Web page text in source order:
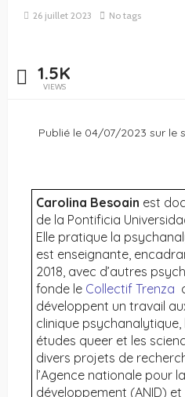
26 juillet 2023 No tags
1.5K
VIEWS
Publié le 04/07/2023 sur le
Carolina Besoain est
de la Pontificia
Elle pratique la
est enseignante,
2018, avec d’autres
fonde le Collectif Trenza
développent un travail
clinique psychanalytique,
études queer et les
divers projets de
l’Agence nationale pour
développement (ANID)